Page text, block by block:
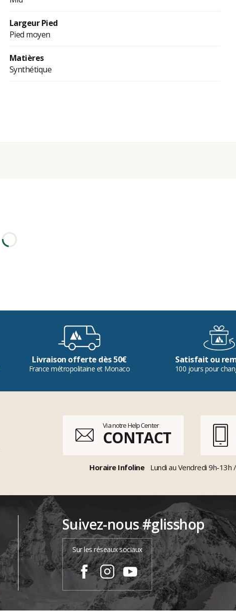
Largeur Pied
Pied moyen
Matières
Synthétique
Livraison offerte dès 50€
France métropolitaine et Monaco
Satisfait ou
100 jours pour
Via notre Help Center
CONTACT
Horaire Infoline Lundi au Vendredi 9h-13h
Suivez-nous #glisshop
Sur les réseaux sociaux